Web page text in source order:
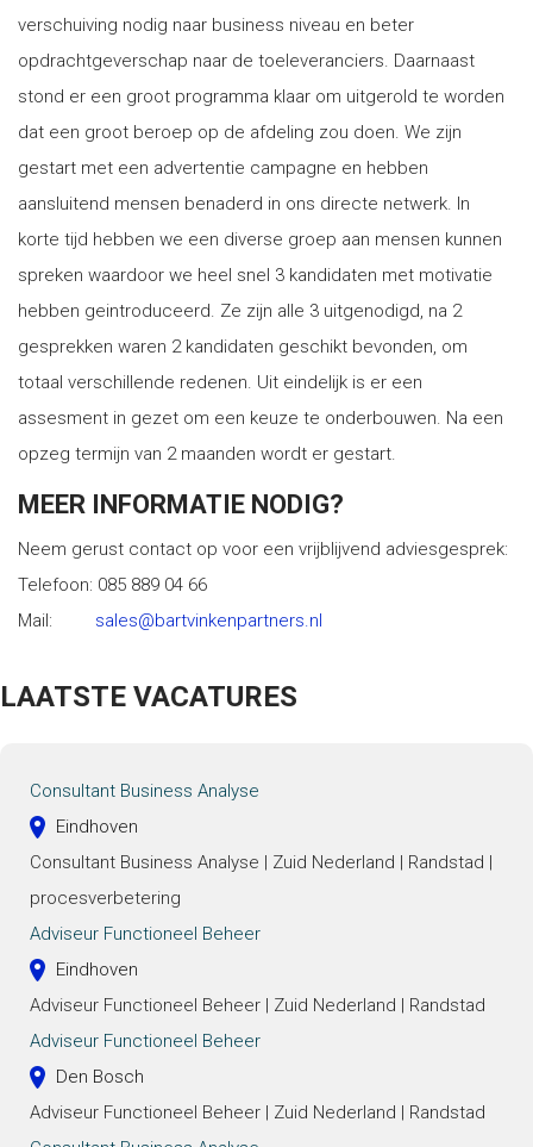
verschuiving nodig naar business niveau en beter
opdrachtgeverschap naar de toeleveranciers. Daarnaast
stond er een groot programma klaar om uitgerold te worden
dat een groot beroep op de afdeling zou doen. We zijn
gestart met een advertentie campagne en hebben
aansluitend mensen benaderd in ons directe netwerk. In
korte tijd hebben we een diverse groep aan mensen kunnen
spreken waardoor we heel snel 3 kandidaten met motivatie
hebben geintroduceerd. Ze zijn alle 3 uitgenodigd, na 2
gesprekken waren 2 kandidaten geschikt bevonden, om
totaal verschillende redenen. Uit eindelijk is er een
assesment in gezet om een keuze te onderbouwen. Na een
opzeg termijn van 2 maanden wordt er gestart.
MEER INFORMATIE NODIG?
Neem gerust contact op voor een vrijblijvend adviesgesprek:
Telefoon: 085 889 04 66
Mail: sales@bartvinkenpartners.nl
LAATSTE VACATURES
Consultant Business Analyse
Eindhoven
Consultant Business Analyse | Zuid Nederland | Randstad |
procesverbetering
Adviseur Functioneel Beheer
Eindhoven
Adviseur Functioneel Beheer | Zuid Nederland | Randstad
Adviseur Functioneel Beheer
Den Bosch
Adviseur Functioneel Beheer | Zuid Nederland | Randstad